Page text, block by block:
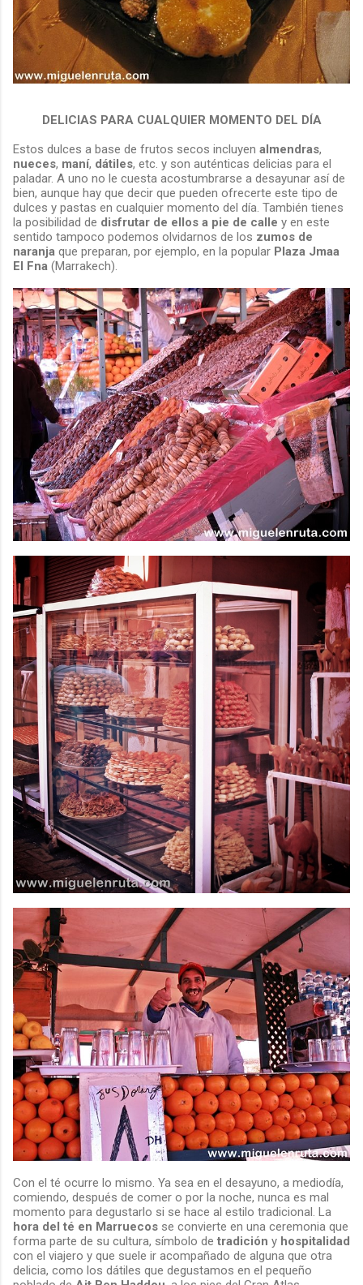
DELICIAS PARA CUALQUIER MOMENTO DEL DÍA
Estos dulces a base de frutos secos incluyen almendras,
nueces, maní, dátiles, etc. y son auténticas delicias para el
paladar. A uno no le cuesta acostumbrarse a desayunar así de
bien, aunque hay que decir que pueden ofrecerte este tipo de
dulces y pastas en cualquier momento del día. También tienes
la posibilidad de disfrutar de ellos a pie de calle y en este
sentido tampoco podemos olvidarnos de los zumos de
naranja que preparan, por ejemplo, en la popular Plaza Jmaa
El Fna (Marrakech).
Con el té ocurre lo mismo. Ya sea en el desayuno, a mediodía,
comiendo, después de comer o por la noche, nunca es mal
momento para degustarlo si se hace al estilo tradicional. La
hora del té en Marruecos se convierte en una ceremonia que
forma parte de su cultura, símbolo de tradición y hospitalidad
con el viajero y que suele ir acompañado de alguna que otra
delicia, como los dátiles que degustamos en el pequeño